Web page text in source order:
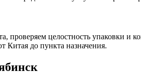
проверяем целостность упаковки и
Китая до пункта назначения.